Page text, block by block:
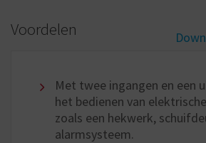
Voordelen
Met twee ingangen en een
het bedienen van
zoals een hekwerk,
alarmsysteem.